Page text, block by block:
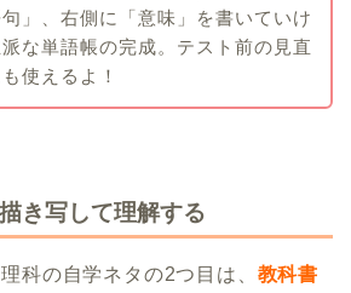
句」、右側に「意味」を書いていけ
な単語帳の完成。テスト前の見直
使えるよ！
き写して理解する
科の自学ネタの2つ目は、 教科書